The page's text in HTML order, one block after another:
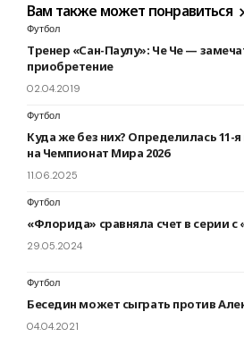
Вам также может понравиться
Футбол
Тренер «Сан-Паулу»: Че Че —
приобретение
02.04.2019
Футбол
Куда же без них? Определилась
на Чемпионат Мира 2026
11.06.2025
Футбол
«Флорида» сравняла счет в серии
29.05.2024
Футбол
Беседин может сыграть против
04.04.2021